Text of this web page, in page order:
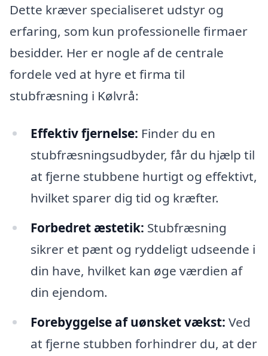
Dette kræver specialiseret udstyr og
erfaring, som kun professionelle firmaer
besidder. Her er nogle af de centrale
fordele ved at hyre et firma til
stubfræsning i Kølvrå:
Effektiv fjernelse: Finder du en
stubfræsningsudbyder, får du hjælp til
at fjerne stubbene hurtigt og effektivt,
hvilket sparer dig tid og kræfter.
Forbedret æstetik: Stubfræsning
sikrer et pænt og ryddeligt udseende i
din have, hvilket kan øge værdien af
din ejendom.
Forebyggelse af uønsket vækst: Ved
at fjerne stubben forhindrer du, at der